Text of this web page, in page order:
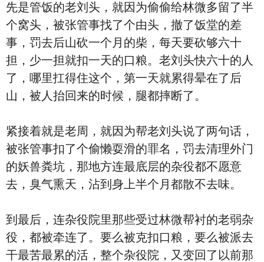
先是管饭的老刘头，就因为偷偷给林微多留了半
个窝头，被张管事找了个由头，撤了饭堂的差
事，罚去后山砍一个月的柴，每天要砍够六十
担，少一担就扣一天的口粮。老刘头快六十的人
了，哪里扛得住这个，第一天就累得晕在了后
山，被人抬回来的时候，腿都摔断了。
紧接着就是老周，就因为帮老刘头说了两句话，
被张管事扣了个偷懒耍滑的罪名，罚去清理外门
的妖兽粪坑，那地方连最底层的杂役都不愿意
去，臭气熏天，沾到身上半个月都散不去味。
到最后，连杂役院里那些受过林微帮衬的老弱杂
役，都被牵连了。要么被克扣口粮，要么被派去
干最苦最累的活，整个杂役院，又变回了以前那